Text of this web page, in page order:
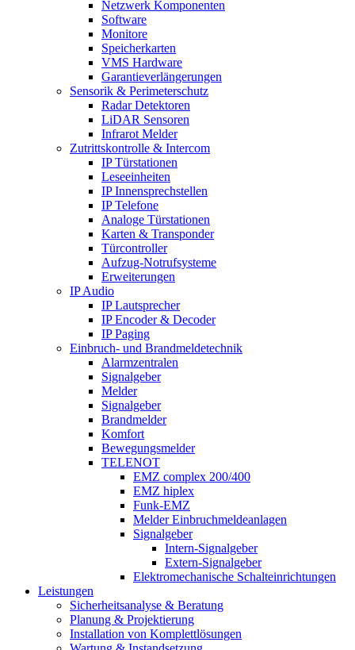
Netzwerk Komponenten
Software
Monitore
Speicherkarten
VMS Hardware
Garantieverlängerungen
Sensorik & Perimeterschutz
Radar Detektoren
LiDAR Sensoren
Infrarot Melder
Zutrittskontrolle & Intercom
IP Türstationen
Leseeinheiten
IP Innensprechstellen
IP Telefone
Analoge Türstationen
Karten & Transponder
Türcontroller
Aufzug-Notrufsysteme
Erweiterungen
IP Audio
IP Lautsprecher
IP Encoder & Decoder
IP Paging
Einbruch- und Brandmeldetechnik
Alarmzentralen
Signalgeber
Melder
Signalgeber
Brandmelder
Komfort
Bewegungsmelder
TELENOT
EMZ complex 200/400
EMZ hiplex
Funk-EMZ
Melder Einbruchmeldeanlagen
Signalgeber
Intern-Signalgeber
Extern-Signalgeber
Elektromechanische Schalteinrichtungen
Leistungen
Sicherheitsanalyse & Beratung
Planung & Projektierung​
Installation von Komplettlösungen